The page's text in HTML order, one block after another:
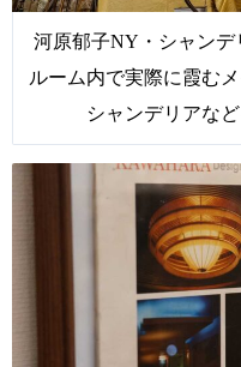
河原郁子NY・シャン
ルーム内で実際に霞む
シャンデリアな